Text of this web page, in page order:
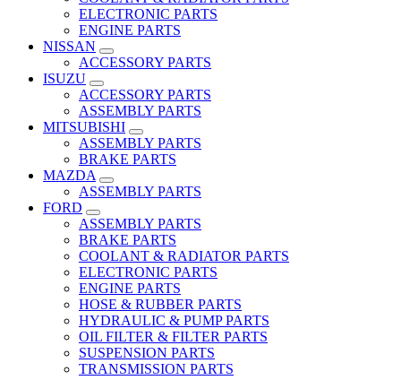
ELECTRONIC PARTS
ENGINE PARTS
NISSAN
ACCESSORY PARTS
ISUZU
ACCESSORY PARTS
ASSEMBLY PARTS
MITSUBISHI
ASSEMBLY PARTS
BRAKE PARTS
MAZDA
ASSEMBLY PARTS
FORD
ASSEMBLY PARTS
BRAKE PARTS
COOLANT & RADIATOR PARTS
ELECTRONIC PARTS
ENGINE PARTS
HOSE & RUBBER PARTS
HYDRAULIC & PUMP PARTS
OIL FILTER & FILTER PARTS
SUSPENSION PARTS
TRANSMISSION PARTS